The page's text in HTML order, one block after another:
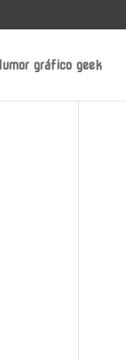
gráfico geek